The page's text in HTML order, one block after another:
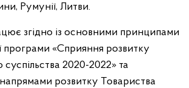
Румунії, Литви.
згідно із основними принципами
програми «Сприяння розвитку
суспільства 2020-2022» та
розвитку Товариства